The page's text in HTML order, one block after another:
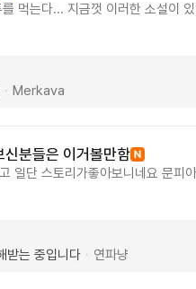
먹는다... 지금껏 이러한 소설이
된 이씨가 나라를 먹어버리니 이
지만 그걸 무시할만큼 재미있다.
가지고 뭐라고 하면 인도제국의 여
록 하자.
· Merkava
분들은 이거볼만함
일단 스토리가좋아보니네요 문피
쓰라고 하는데 추천을해봤어야
재탕그만좀하라 한마디했더니 그
¹1111¹11111
받는 중입니다 · 연파냥